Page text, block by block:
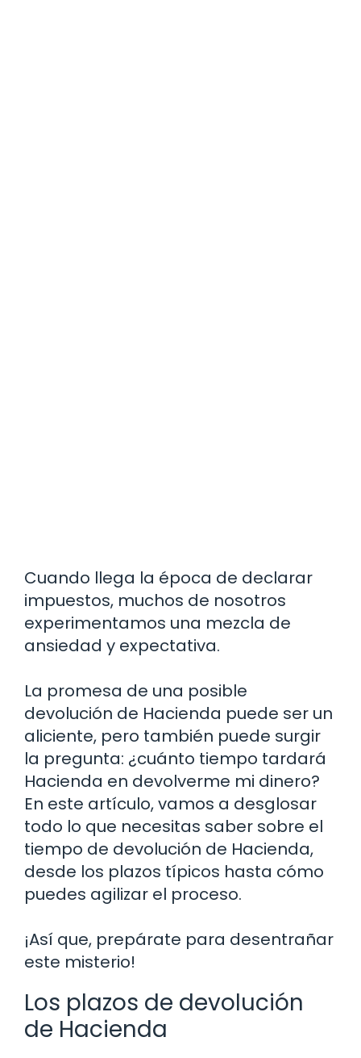
Cuando llega la época de declarar
impuestos, muchos de nosotros
experimentamos una mezcla de
ansiedad y expectativa.
La promesa de una posible
devolución de Hacienda puede ser un
aliciente, pero también puede surgir
la pregunta: ¿cuánto tiempo tardará
Hacienda en devolverme mi dinero?
En este artículo, vamos a desglosar
todo lo que necesitas saber sobre el
tiempo de devolución de Hacienda,
desde los plazos típicos hasta cómo
puedes agilizar el proceso.
¡Así que, prepárate para desentrañar
este misterio!
Los plazos de devolución
de Hacienda